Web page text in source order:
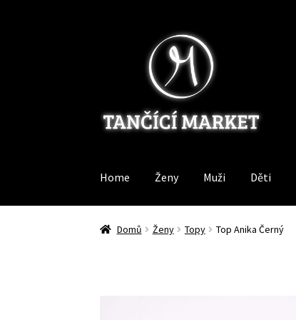
Home Ženy Muži Děti
Domů Ženy Topy Top Anika Černý